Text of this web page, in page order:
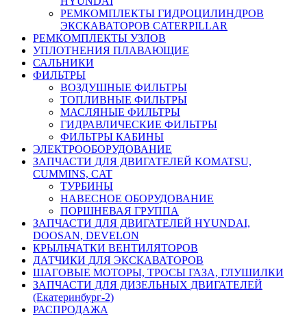
РЕМКОМПЛЕКТЫ ГИДРОЦИЛИНДРОВ
ЭКСКАВАТОРОВ CATERPILLAR
РЕМКОМПЛЕКТЫ УЗЛОВ
УПЛОТНЕНИЯ ПЛАВАЮЩИЕ
САЛЬНИКИ
ФИЛЬТРЫ
ВОЗДУШНЫЕ ФИЛЬТРЫ
ТОПЛИВНЫЕ ФИЛЬТРЫ
МАСЛЯНЫЕ ФИЛЬТРЫ
ГИДРАВЛИЧЕСКИЕ ФИЛЬТРЫ
ФИЛЬТРЫ КАБИНЫ
ЭЛЕКТРООБОРУДОВАНИЕ
ЗАПЧАСТИ ДЛЯ ДВИГАТЕЛЕЙ KOMATSU,
CUMMINS, CAT
ТУРБИНЫ
НАВЕСНОЕ ОБОРУДОВАНИЕ
ПОРШНЕВАЯ ГРУППА
ЗАПЧАСТИ ДЛЯ ДВИГАТЕЛЕЙ HYUNDAI,
DOOSAN, DEVELON
КРЫЛЬЧАТКИ ВЕНТИЛЯТОРОВ
ДАТЧИКИ ДЛЯ ЭКСКАВАТОРОВ
ШАГОВЫЕ МОТОРЫ, ТРОСЫ ГАЗА, ГЛУШИЛКИ
ЗАПЧАСТИ ДЛЯ ДИЗЕЛЬНЫХ ДВИГАТЕЛЕЙ
(Екатеринбург-2)
РАСПРОДАЖА